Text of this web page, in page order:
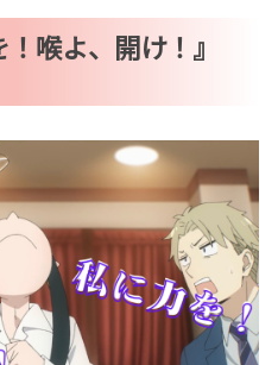
喉よ、開け！』